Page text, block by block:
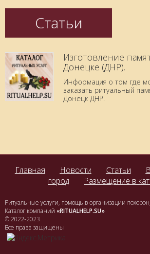
Статьи
Изготовление
Донецке (ДНР).
Информация о том где
заказать ритуальный
Донецк ДНР.
Главная Новости Статьи
город
Размещение в
Ритуальные услуги, помощь в организации
Каталог компаний «RITUALHELP.SU»
© 2022-2023
Все права защищены